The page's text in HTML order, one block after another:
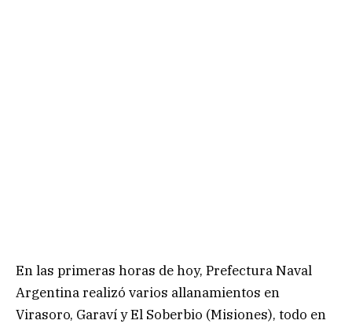
En las primeras horas de hoy, Prefectura Naval
Argentina realizó varios allanamientos en
Virasoro, Garaví y El Soberbio (Misiones), todo en